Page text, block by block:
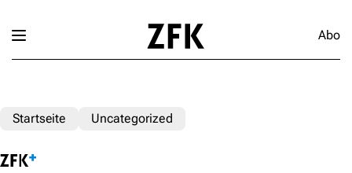
Abo
Startseite Uncategorized